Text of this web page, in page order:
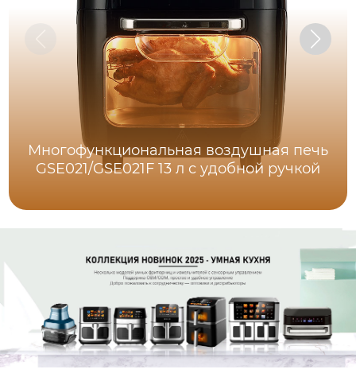
Многофункциональная воздушная печь
GSE021/GSE021F 13 л с удобной ручкой